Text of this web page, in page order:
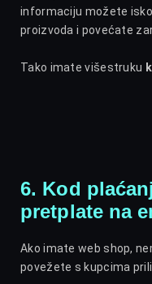
informaciju možete
proizvoda i povećate
Tako imate višestruku
6. Kod
pretplate na
Ako imate web shop,
povežete s kupcima